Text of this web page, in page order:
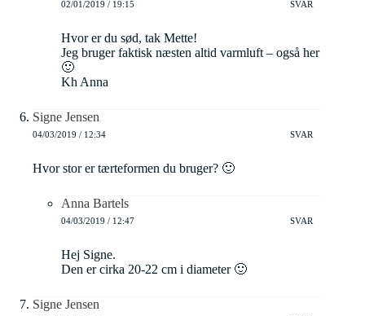
02/01/2019 / 19:15 SVAR
Hvor er du sød, tak Mette!
Jeg bruger faktisk næsten altid varmluft – også her
🙂
Kh Anna
Signe Jensen
04/03/2019 / 12:34 SVAR
Hvor stor er tærteformen du bruger? 🙂
Anna Bartels
04/03/2019 / 12:47 SVAR
Hej Signe.
Den er cirka 20-22 cm i diameter 🙂
Signe Jensen